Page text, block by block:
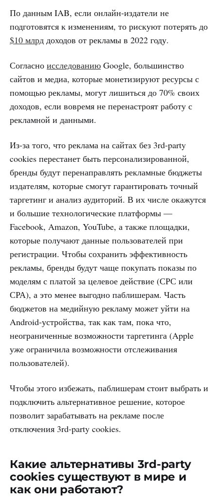
По данным IAB, если онлайн-издатели не
подготовятся к изменениям, то рискуют потерять до
$10 млрд доходов от рекламы в 2022 году.
Согласно исследованию Google, большинство
сайтов и медиа, которые монетизируют ресурсы с
помощью рекламы, могут лишиться до 70% своих
доходов, если вовремя не перенастроят работу с
рекламной и данными.
Из-за того, что реклама на сайтах без 3rd-party
cookies перестанет быть персонализированной,
бренды будут перенаправлять рекламные бюджеты
издателям, которые смогут гарантировать точный
таргетинг и анализ аудиторий. В их числе окажутся
и большие технологические платформы —
Facebook, Amazon, YouTube, а также площадки,
которые получают данные пользователей при
регистрации. Чтобы сохранить эффективность
рекламы, бренды будут чаще покупать показы по
моделям с платой за целевое действие (СРС или
СРА), а это менее выгодно паблишерам. Часть
бюджетов на медийную рекламу может уйти на
Android-устройства, так как там, пока что,
неограниченные возможности таргетинга (Apple
уже ограничила возможности отслеживания
пользователей).
Чтобы этого избежать, паблишерам стоит выбрать и
подключить альтернативное решение, которое
позволит зарабатывать на рекламе после
отключения 3rd-party cookies.
Какие альтернативы 3rd-party
cookies существуют в мире и
как они работают?